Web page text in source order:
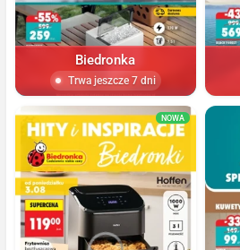
Biedronka
Trwa jeszcze 7 dni
NOWA